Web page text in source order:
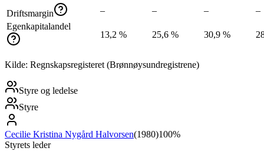
Driftsmargin – – –
–
Egenkapitalandel
13,2 %
25,6 % 30,9 %
Kilde: Regnskapsregisteret (Brønnøysundregistrene)
Styre og ledelse
Styre
Cecilie Kristina Nygård Halvorsen(1980)100%
Styrets leder